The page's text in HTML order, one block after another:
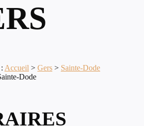
Accueil > Gers > Sainte-Dode
Dode